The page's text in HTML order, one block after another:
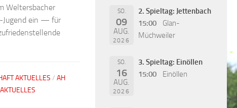
Weltersbacher
Jugend ein — für
AKTUELLES / AH
SO.
09
AUG.
2026
2. Spieltag: Jettenbach
15:00
Glan-
Müchweiler
SO.
16
AUG.
2026
3. Spieltag: Einöllen
15:00
Einöllen